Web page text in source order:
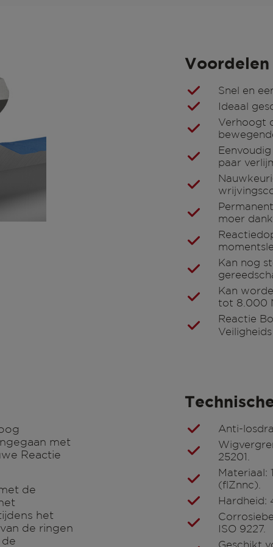
Voordelen
Snel en
Ideaal
Verhoogt
paar
moer
Kan nog
Kan
tot 8.000
Reactie
met
Reactie
de
het
de ringen
Anti-
25201.
Materiaal:
(flZnnc).
Hardheid:
ISO 9227.
Geschikt